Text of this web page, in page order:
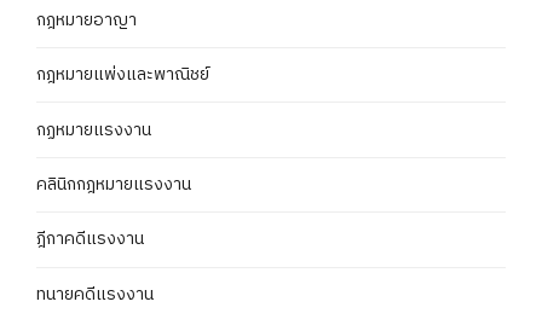
กฎหมายอาญา
กฎหมายแพ่งและพาณิชย์
กฏหมายแรงงาน
คลินิกกฎหมายแรงงาน
ฎีกาคดีแรงงาน
ทนายคดีแรงงาน